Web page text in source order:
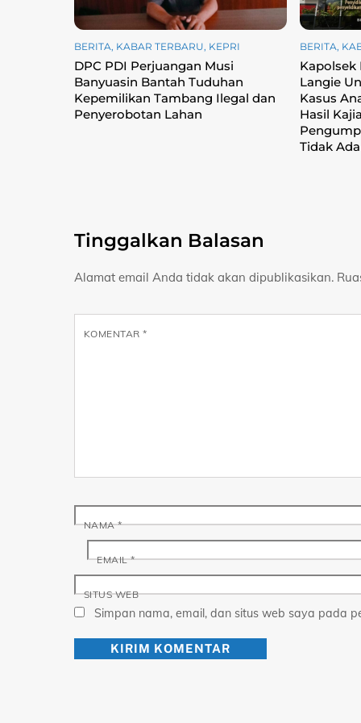
BERITA, KABAR TERBARU, KEPRI
DPC PDI Perjuangan Musi
Banyuasin Bantah Tuduhan
Kepemilikan Tambang Ilegal dan
Penyerobotan Lahan
BERITA,
Kapolsek
Langie
Kasus
Hasil
Tidak
Tinggalkan Balasan
Alamat email Anda tidak akan dipublikasikan.
KOMENTAR*
NAMA*
EMAIL*
SITUS WEB
Simpan nama, email, dan situs web saya pada